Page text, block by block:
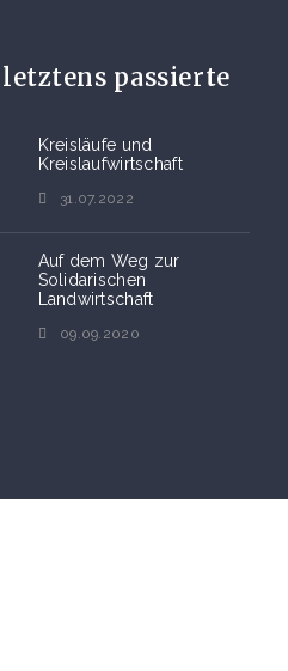
letztens passierte
Kreisläufe und
Kreislaufwirtschaft
31.07.2022
Auf dem Weg zur
Solidarischen
Landwirtschaft
09.09.2020